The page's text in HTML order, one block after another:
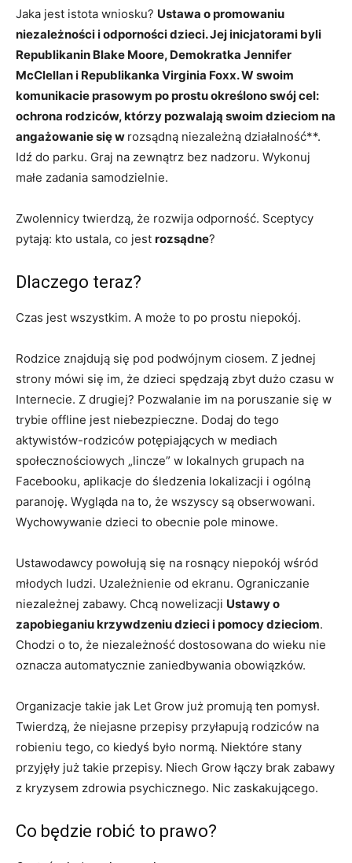
Jaka jest istota wniosku? Ustawa o promowaniu
niezależności i odporności dzieci. Jej inicjatorami byli
Republikanin Blake Moore, Demokratka Jennifer
McClellan i Republikanka Virginia Foxx. W swoim
komunikacie prasowym po prostu określono swój cel:
ochrona rodziców, którzy pozwalają swoim dzieciom na
angażowanie się w rozsądną niezależną działalność**.
Idź do parku. Graj na zewnątrz bez nadzoru. Wykonuj
małe zadania samodzielnie.
Zwolennicy twierdzą, że rozwija odporność. Sceptycy
pytają: kto ustala, co jest rozsądne?
Dlaczego teraz?
Czas jest wszystkim. A może to po prostu niepokój.
Rodzice znajdują się pod podwójnym ciosem. Z jednej
strony mówi się im, że dzieci spędzają zbyt dużo czasu w
Internecie. Z drugiej? Pozwalanie im na poruszanie się w
trybie offline jest niebezpieczne. Dodaj do tego
aktywistów-rodziców potępiających w mediach
społecznościowych „lincze” w lokalnych grupach na
Facebooku, aplikacje do śledzenia lokalizacji i ogólną
paranoję. Wygląda na to, że wszyscy są obserwowani.
Wychowywanie dzieci to obecnie pole minowe.
Ustawodawcy powołują się na rosnący niepokój wśród
młodych ludzi. Uzależnienie od ekranu. Ograniczanie
niezależnej zabawy. Chcą nowelizacji Ustawy o
zapobieganiu krzywdzeniu dzieci i pomocy dzieciom.
Chodzi o to, że niezależność dostosowana do wieku nie
oznacza automatycznie zaniedbywania obowiązków.
Organizacje takie jak Let Grow już promują ten pomysł.
Twierdzą, że niejasne przepisy przyłapują rodziców na
robieniu tego, co kiedyś było normą. Niektóre stany
przyjęły już takie przepisy. Niech Grow łączy brak zabawy
z kryzysem zdrowia psychicznego. Nic zaskakującego.
Co będzie robić to prawo?